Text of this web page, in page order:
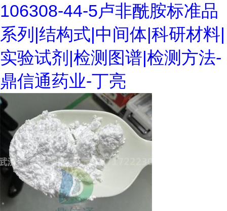
106308-44-5卢非酰胺标准品
系列|结构式|中间体|科研材料|
实验试剂|检测图谱|检测方法-
鼎信通药业-丁亮